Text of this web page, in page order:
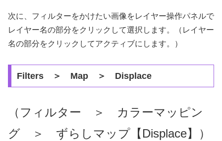
次に、フィルターをかけたい画像をレイヤー操作パネルで
レイヤー名の部分をクリックして選択します。（レイヤー
名の部分をクリックしてアクティブにします。）
Filters ＞ Map ＞ Displace
（フィルター ＞ カラーマッピン
グ ＞ ずらしマップ【Displace】）